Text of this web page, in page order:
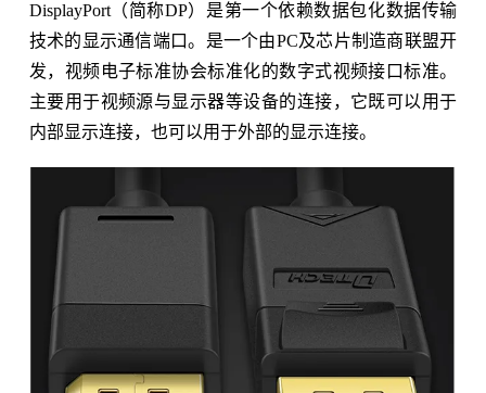
DisplayPort（简称DP）是第一个依赖数据包化数据传输
技术的显示通信端口。是一个由PC及芯片制造商联盟开
发，视频电子标准协会标准化的数字式视频接口标准。
主要用于视频源与显示器等设备的连接，它既可以用于
内部显示连接，也可以用于外部的显示连接。